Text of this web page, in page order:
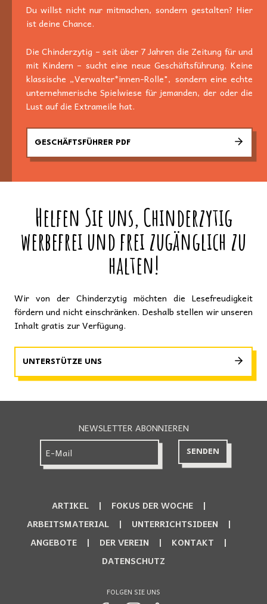
Du willst nicht nur mitmachen, sondern gestalten? Hier
ist deine Chance.
Die Chinderzytig – seit über 7 Jahren die Zeitung für und
mit Kindern – sucht eine neue Geschäftsführung. Keine
klassische „Verwalter*innen-Rolle", sondern eine echte
unternehmerische Spielwiese für jemanden, der oder die
Lust auf die Extrameile hat.
GESCHÄFTSFÜHRER PDF
Helfen Sie uns, Chinderzytig
werbefrei und frei zugänglich zu
halten!
Wir von der Chinderzytig möchten die Lesefreudigkeit
fördern und nicht einschränken. Deshalb stellen wir unseren
Inhalt gratis zur Verfügung.
UNTERSTÜTZE UNS
NEWSLETTER ABONNIEREN
ARTIKEL
FOKUS DER WOCHE
ARBEITSMATERIAL
UNTERRICHTSIDEEN
ANGEBOTE
DER VEREIN
KONTAKT
DATENSCHUTZ
FOLGEN SIE UNS